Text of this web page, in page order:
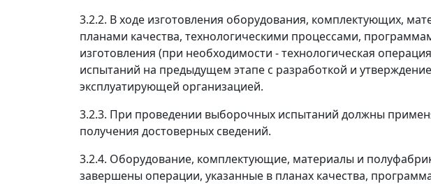
3.2.2. В ходе изготовления оборудования, комплектующих,
планами качества, технологическими процессами,
изготовления (при необходимости - технологическая
испытаний на предыдущем этапе с разработкой и
эксплуатирующей организацией.
3.2.3. При проведении выборочных испытаний должны
получения достоверных сведений.
3.2.4. Оборудование, комплектующие, материалы и
завершены операции, указанные в планах качества,